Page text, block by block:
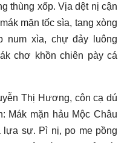
thùng xốp. Vịa dệt nị cận
mặn tốc sìa, tang xòng
num xìa, chự đảy luông
chơ khồn chiên pày cá
Thị Hương, côn cạ dú
Mák mặn hảu Mộc Châu
lựa sự. Pì nị, po me pồng